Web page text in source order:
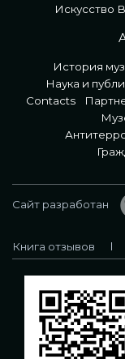
Искусство
История
Наука и
Contacts
Сайт разработан
Книга отзывов